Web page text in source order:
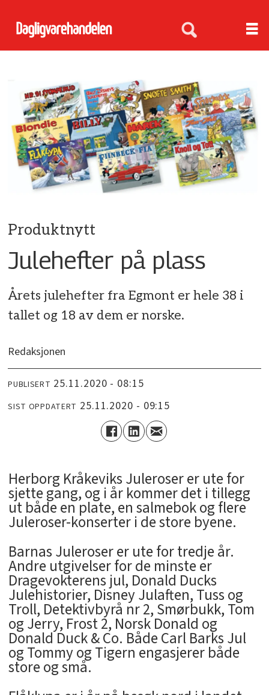
Produktnytt
Julehefter på plass
Årets julehefter fra Egmont er hele 38 i
tallet og 18 av dem er norske.
Redaksjonen
PUBLISERT 25.11.2020 - 08:15
SIST OPPDATERT 25.11.2020 - 09:15
Herborg Kråkeviks Juleroser er ute for
sjette gang, og i år kommer det i tillegg
ut både en plate, en salmebok og flere
Juleroser-konserter i de store byene.
Barnas Juleroser er ute for tredje år.
Andre utgivelser for de minste er
Dragevokterens jul, Donald Ducks
Julehistorier, Disney Julaften, Tuss og
Troll, Detektivbyrå nr 2, Smørbukk, Tom
og Jerry, Frost 2, Norsk Donald og
Donald Duck & Co. Både Carl Barks Jul
og Tommy og Tigern engasjerer både
store og små.